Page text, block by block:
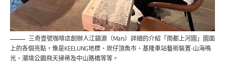
三奇壹號咖啡店創辦人江鎮源（Mars）詳細的介紹「雨都上河圖」圖面
上的各個亮點，像是KEELUNG地標、崁仔頂魚市、基隆車站藝術裝置-山海鳴
光、潮境公園飛天掃帚及中山路橋等等。